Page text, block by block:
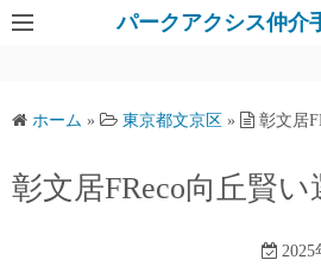
パークアクシス仲介
ホーム » 東京都文京区 » 彰文居
彰文居FReco向丘賢い
2025